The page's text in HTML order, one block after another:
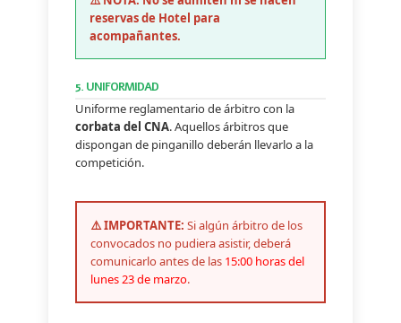
reservas de Hotel para
acompañantes.
5. UNIFORMIDAD
Uniforme reglamentario de árbitro con la
corbata del CNA. Aquellos árbitros que
dispongan de pinganillo deberán llevarlo a la
competición.
⚠️ IMPORTANTE: Si algún árbitro de los
convocados no pudiera asistir, deberá
comunicarlo antes de las 15:00 horas del
lunes 23 de marzo.